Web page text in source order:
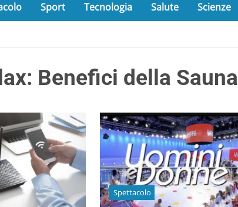
Sport Tecnologia Salute Scienze
Benefici della Sauna
Spettacolo